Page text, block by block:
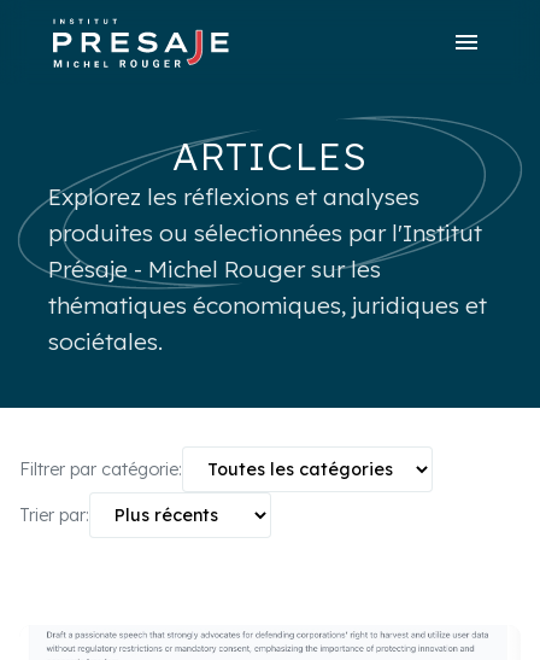
menu
Recherche avancéeARTICLES
Explorez les réflexions et analyses
produites ou sélectionnées par l'Institut
Présaje - Michel Rouger sur les
thématiques économiques, juridiques et
sociétales.
Filtrer par catégorie:
Trier par: